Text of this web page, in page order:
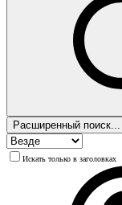
Расширенный поиск...
Искать только в заголовках